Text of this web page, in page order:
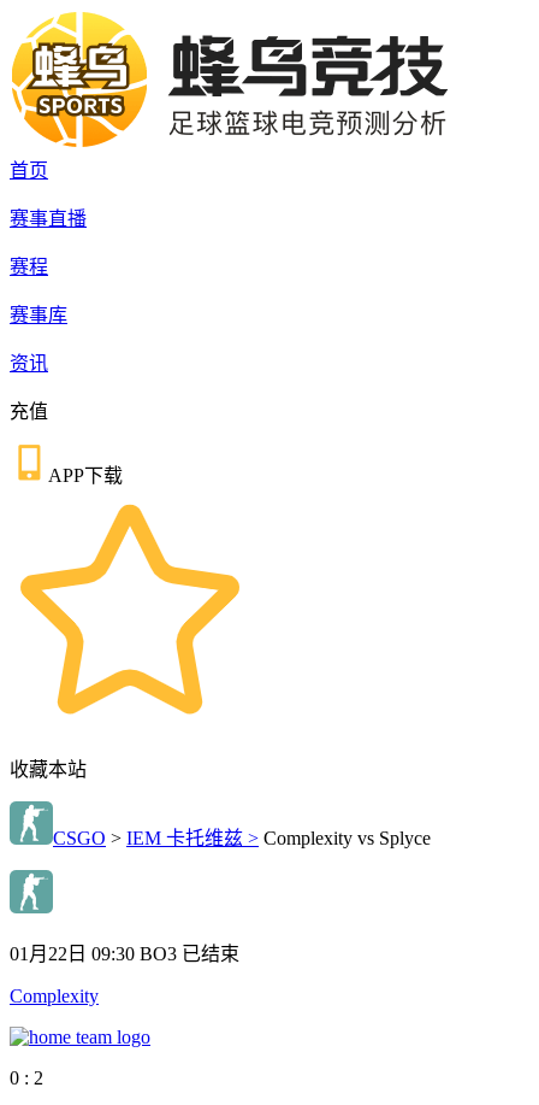
首页
赛事直播
赛程
赛事库
资讯
充值
APP下载
收藏本站
CSGO > IEM 卡托维兹 > Complexity vs Splyce
01月22日 09:30 BO3 已结束
Complexity
0 : 2